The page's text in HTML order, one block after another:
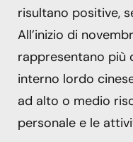
risultano positive,
All’inizio di
rappresentano più
interno lordo
ad alto o medio
personale e le